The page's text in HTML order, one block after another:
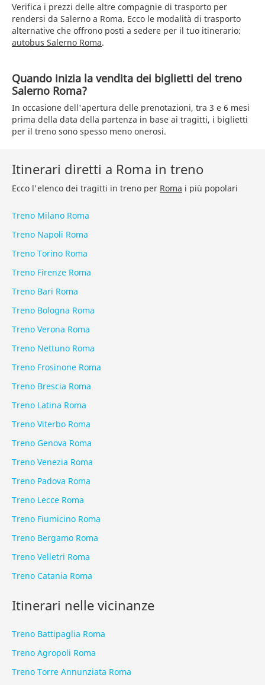
Verifica i prezzi delle altre compagnie di trasporto per
rendersi da Salerno a Roma. Ecco le modalità di trasporto
alternative che offrono posti a sedere per il tuo itinerario:
autobus Salerno Roma.
Quando inizia la vendita dei biglietti del treno
Salerno Roma?
In occasione dell'apertura delle prenotazioni, tra 3 e 6 mesi
prima della data della partenza in base ai tragitti, i biglietti
per il treno sono spesso meno onerosi.
Itinerari diretti a Roma in treno
Ecco l'elenco dei tragitti in treno per Roma i più popolari
Treno Milano Roma
Treno Napoli Roma
Treno Torino Roma
Treno Firenze Roma
Treno Bari Roma
Treno Bologna Roma
Treno Verona Roma
Treno Nettuno Roma
Treno Frosinone Roma
Treno Brescia Roma
Treno Latina Roma
Treno Viterbo Roma
Treno Genova Roma
Treno Venezia Roma
Treno Padova Roma
Treno Lecce Roma
Treno Fiumicino Roma
Treno Bergamo Roma
Treno Velletri Roma
Treno Catania Roma
Itinerari nelle vicinanze
Treno Battipaglia Roma
Treno Agropoli Roma
Treno Torre Annunziata Roma